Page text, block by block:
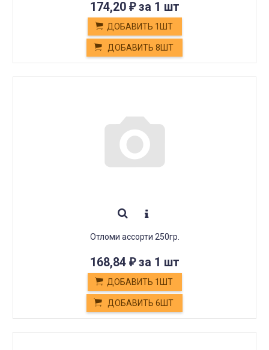
174,20 ₽за 1 шт
ДОБАВИТЬ 1ШТ
ДОБАВИТЬ 8ШТ
Отломи ассорти 250гр.
168,84 ₽за 1 шт
ДОБАВИТЬ 1ШТ
ДОБАВИТЬ 6ШТ